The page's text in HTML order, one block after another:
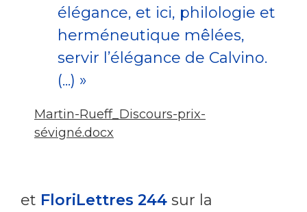
élégance, et ici, philologie et
herméneutique mêlées,
servir l’élégance de Calvino.
(...) »
Martin-Rueff_Discours-prix-
sévigné.docx
et FloriLettres 244 sur la